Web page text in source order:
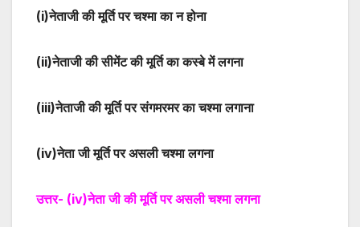
(i)नेताजी की मूर्ति पर चश्मा का न होना
(ii)नेताजी की सीमेंट की मूर्ति का कस्बे में लगना
(iii)नेताजी की मूर्ति पर संगमरमर का चश्मा लगाना
(iv)नेता जी मूर्ति पर असली चश्मा लगना
उत्तर- (iv)नेता जी की मूर्ति पर असली चश्मा लगना